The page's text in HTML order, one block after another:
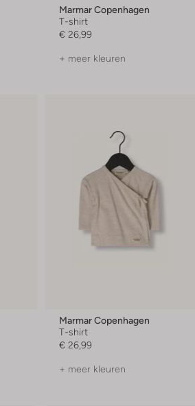
Marmar Copenhagen
T-shirt
€ 26,99
+ meer kleuren
Marmar Copenhagen
T-shirt
€ 26,99
+ meer kleuren